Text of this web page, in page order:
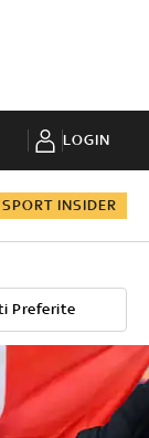
LOGIN
INSIDER
Preferite